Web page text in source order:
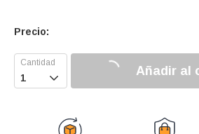
Precio:
 Añadir al